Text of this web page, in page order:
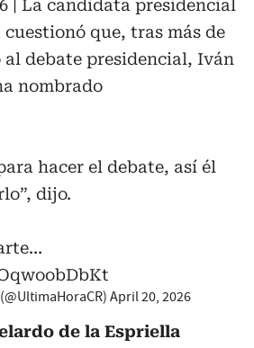
| La candidata presidencial
cuestionó que, tras más de
al debate presidencial, Iván
nombrado
hacer el debate, así él
dijo.
…
April 20, 2026
de la Espriella